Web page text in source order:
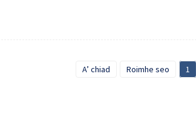
A’ chiad Roimhe seo 1